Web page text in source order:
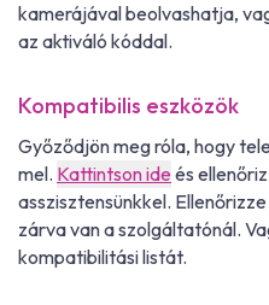
kamerájával beolvashatja,
az aktiváló kóddal.
Kompatibilis eszközök
Győződjön meg róla, hogy
mel. Kattintson ide és
asszisztensünkkel.
zárva van a szolgáltatónál.
kompatibilitási listát.